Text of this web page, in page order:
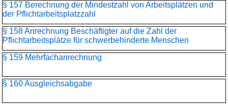
§ 157 Berechnung der Mindestzahl von Arbeitsplätzen und
der Pflichtarbeitsplatzzahl
§ 158 Anrechnung Beschäftigter auf die Zahl der
Pflichtarbeitsplätze für schwerbehinderte Menschen
§ 159 Mehrfachanrechnung
§ 160 Ausgleichsabgabe